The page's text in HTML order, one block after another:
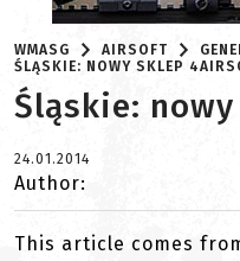
WMASG AIRSOFT
ŚLĄSKIE: NOWY SKLEP
Śląskie:
24.01.2014
Author:
This article comes